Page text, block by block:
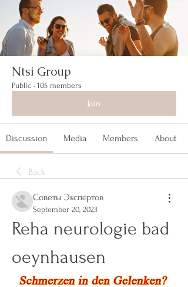
Ntsi Group
Public · 105 members
Join
Discussion Media Members About
Back
Советы Экспертов
September 20, 2023
Reha neurologie bad
oeynhausen